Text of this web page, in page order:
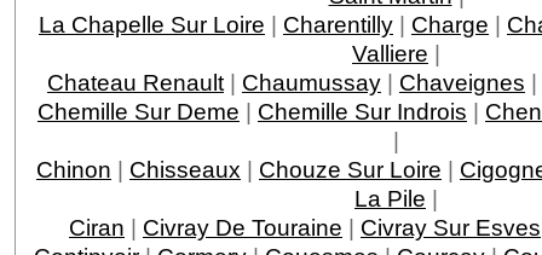
La Chapelle Sur Loire | Charentilly | Charge |
Valliere |
Chateau Renault | Chaumussay | Chaveignes |
Chemille Sur Deme | Chemille Sur Indrois |
|
Chinon | Chisseaux | Chouze Sur Loire |
La Pile |
Ciran | Civray De Touraine | Civray Sur Esves